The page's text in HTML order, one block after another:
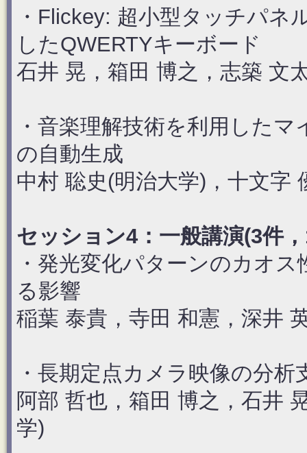
・Flickey: 超小型タッチパネ
したQWERTYキーボード
石井 晃，箱田 博之，志築 文
・音楽理解技術を利用した
の自動生成
中村 聡史(明治大学)，十文字
セッション4：一般講演(3件
・発光変化パターンのカオ
る影響
稲葉 泰貴，寺田 和憲，深井
・長期定点カメラ映像の分
阿部 哲也，箱田 博之，石井
学)